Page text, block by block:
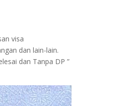
visa
dan lain-lain.
dan Tanpa DP ”